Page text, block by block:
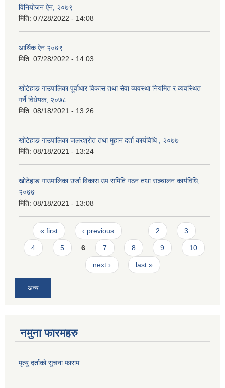
विनियोजन ऐन, २०७९
मिति: 07/28/2022 - 14:08
आर्थिक ऐन २०७९
मिति: 07/28/2022 - 14:03
खोटेहाङ गाउपालिका पूर्वाधार विकास तथा सेवा व्यवस्था नियमित र व्यवस्थित
गर्ने विधेयक, २०७८
मिति: 08/18/2021 - 13:26
खोटेहाङ गाउपालिका जलरश्रोत तथा मुहान दर्ता कार्यविधि , २०७७
मिति: 08/18/2021 - 13:24
खोटेहाङ गाउपालिका उर्जा विकास उप समिति गठन तथा सञ्चालन कार्यविधि,
२०७७
मिति: 08/18/2021 - 13:08
Pages
« first ‹ previous 2 3
4 5 6 7 8 9 10
next › last »
अन्य
नमुना फारमहरु
मृत्यु दर्ताको सुचना फाराम